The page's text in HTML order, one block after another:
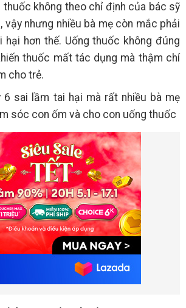
thuốc không theo chỉ định của bác sỹ
vậy nhưng nhiều bà mẹ còn mắc phải
hại hơn thế. Uống thuốc không đúng
thuốc mất tác dụng mà thậm chí
cho trẻ.
6 sai lầm tai hại mà rất nhiều bà mẹ
sóc con ốm và cho con uống thuốc